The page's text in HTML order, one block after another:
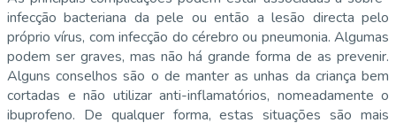
infecção bacteriana da pele ou então a lesão directa pelo
próprio vírus, com infecção do cérebro ou pneumonia. Algumas
podem ser graves, mas não há grande forma de as prevenir.
Alguns conselhos são o de manter as unhas da criança bem
cortadas e não utilizar anti-inflamatórios, nomeadamente o
ibuprofeno. De qualquer forma, estas situações são mais